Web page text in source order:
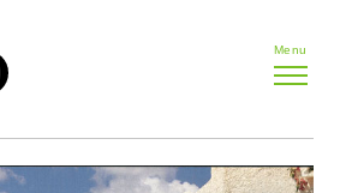
Menu